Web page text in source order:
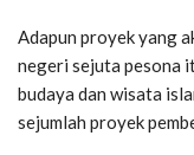
Adapun proyek yang
negeri sejuta pesona
budaya dan wisata
sejumlah proyek